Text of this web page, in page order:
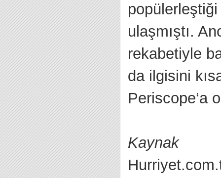
popülerleştiği
ulaşmıştı.
rekabetiyle
da ilgisini
Periscope‘a
Kaynak